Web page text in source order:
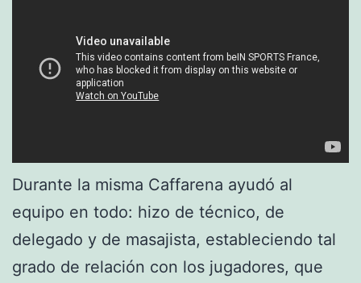
Durante la misma Caffarena ayudó al
equipo en todo: hizo de técnico, de
delegado y de masajista, estableciendo tal
grado de relación con los jugadores, que